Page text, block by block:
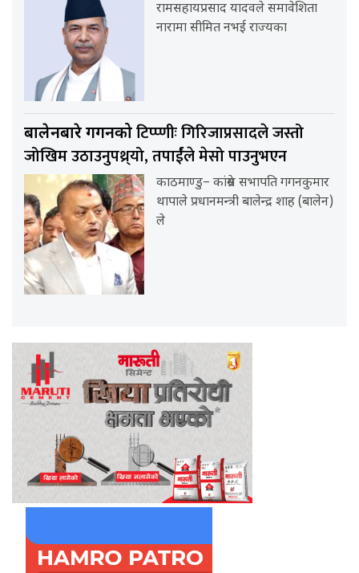
रामसहायप्रसाद यादवले समावेशिता
नारामा सीमित नभई राज्यका
बालेनबारे गगनकोटिप्प्णीः गिरिजाप्रसादले जस्तो
जोखिम उठाउनुपथ्र्यो, तपार्ईंले मेसो पाउनुभएन
काठमाण्डु– कांग्रेस सभापति गगनकुमार
थापाले प्रधानमन्त्री बालेन्द्र शाह (बालेन)
ले